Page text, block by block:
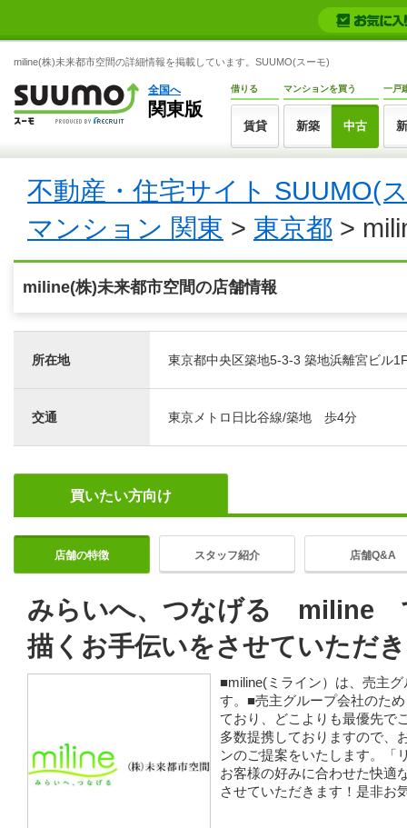
miline(株)未来都市空間の詳細情報を掲載しています。SUUMO(スーモ)
全国へ
関東版
借りる
賃貸
マンションを買う
新築 中古
一戸
不動産・住宅サイト SUUMO(
マンション 関東 > 東京都 >
miline(株)未来都市空間の店舗情報
所在地 東京都中央区築地5-3-3 築地浜離宮ビル
交通 東京メトロ日比谷線/築地 歩4分
買いたい方向け
店舗の特徴 スタッフ紹介 店舗Q&A
みらいへ、つなげる miline
描くお手伝いをさせていただ
■miline(ミライン）は、売主
す。■売主グループ会社のた
ており、どこよりも最優先で
多数提携しておりますので、
ンのご提案をいたします。「
お客様の好みに合わせた快適
させていただきます！是非お